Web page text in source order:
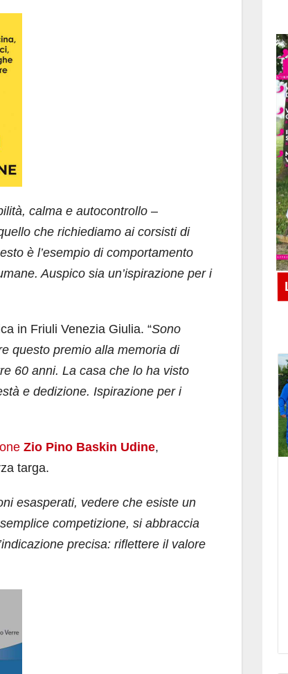
calma e autocontrollo –
che richiediamo ai corsisti di
è l’esempio di comportamento
Auspico sia un’ispirazione per i
in Friuli Venezia Giulia. “Sono
questo premio alla memoria di
60 anni. La casa che lo ha visto
e dedizione. Ispirazione per i
Zio Pino Baskin Udine,
targa.
esasperati, vedere che esiste un
competizione, si abbraccia
precisa: riflettere il valore